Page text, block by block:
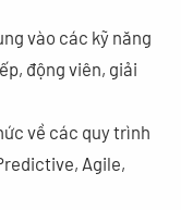
vào các kỹ năng
động viên, giải
về các quy trình
Agile,